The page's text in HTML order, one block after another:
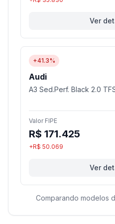
Ver
+41.3%
Audi
A3 Sed.Perf. Black 2.0
Valor FIPE
R$ 171.425
+R$ 50.069
Ver
Comparando modelos